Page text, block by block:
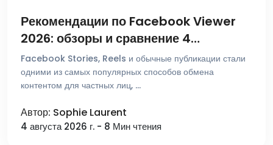
Рекомендации по Facebook Viewer
2026: обзоры и сравнение 4
популярных инструментов
Facebook Stories, Reels и обычные публикации стали
одними из самых популярных способов обмена
контентом для частных лиц, …
Автор: Sophie Laurent
4 августа 2026 г. - 8 Мин чтения